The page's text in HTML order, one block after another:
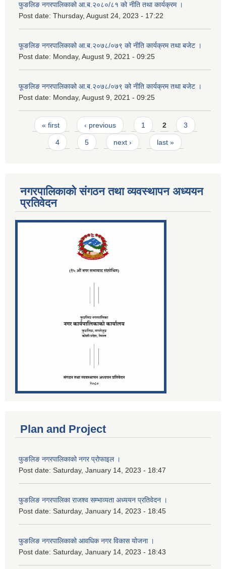
फुङलिङ नगरपालिकाको आ.ब.२०८०/८१ को नीति तथा कार्यक्रम ।
Post date: Thursday, August 24, 2023 - 17:22
फूङलिङ नगरपालिकाको आ.ब.२०७८/०७९ को नीति कार्यक्रम तथा बजेट ।
Post date: Monday, August 9, 2021 - 09:25
फूङलिङ नगरपालिकाको आ.ब.२०७८/०७९ को नीति कार्यक्रम तथा बजेट ।
Post date: Monday, August 9, 2021 - 09:25
Pages
« first ‹ previous 1 2 3
4 5 next › last »
नगरपालिकाको संगठन तथा व्यवस्थापन अध्ययन
प्रतिवेदन
Plan and Project
फुङलिङ नगरपालिकाको नगर प्रोफाइल ।
Post date: Saturday, January 14, 2023 - 18:47
फुङलिङ नगरपालिका राजश्व सम्भाव्यता अध्ययन प्रतिवेदन ।
Post date: Saturday, January 14, 2023 - 18:45
फुङलिङ नगरपालिकाको आवधिक नगर विकास योजना ।
Post date: Saturday, January 14, 2023 - 18:43